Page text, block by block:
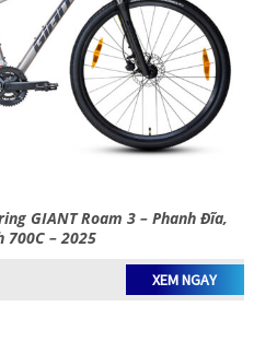
GIANT Roam 3 – Phanh Đĩa,
700C – 2025
XEM NGAY